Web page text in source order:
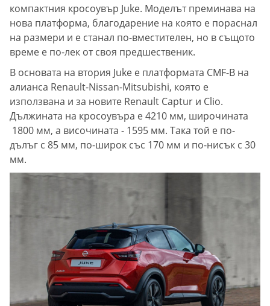
компактния кросоувър Juke. Моделът преминава на
нова платформа, благодарение на която е пораснал
на размери и е станал по-вместителен, но в същото
време е по-лек от своя предшественик.
В основата на втория Juke е платформата CMF-B на
алианса Renault-Nissan-Mitsubishi, която е
използвана и за новите Renault Captur и Clio.
Дължината на кросоувъра е 4210 мм, широчината
1800 мм, а височината - 1595 мм. Така той е по-
дълъг с 85 мм, по-широк със 170 мм и по-нисък с 30
мм.